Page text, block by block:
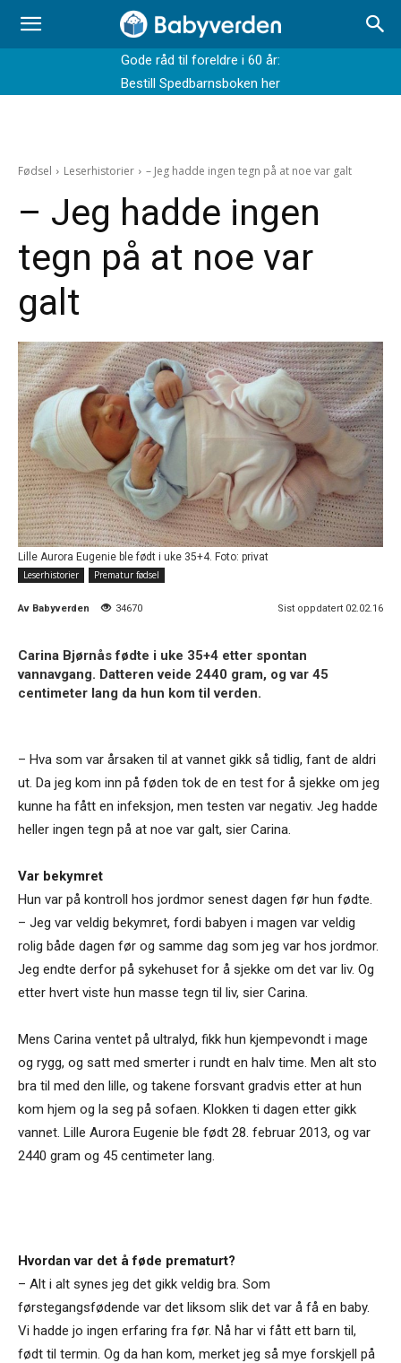
Gode råd til foreldre i 60 år:
Bestill Spedbarnsboken her
Fødsel Leserhistorier – Jeg hadde ingen tegn på at noe var galt
– Jeg hadde ingen
tegn på at noe var
galt
Lille Aurora Eugenie ble født i uke 35+4. Foto: privat
Leserhistorier
Prematur fødsel
Av Babyverden 34670 Sist oppdatert 02.02.16
Carina Bjørnås fødte i uke 35+4 etter spontan
vannavgang. Datteren veide 2440 gram, og var 45
centimeter lang da hun kom til verden.
– Hva som var årsaken til at vannet gikk så tidlig, fant de aldri
ut. Da jeg kom inn på føden tok de en test for å sjekke om jeg
kunne ha fått en infeksjon, men testen var negativ. Jeg hadde
heller ingen tegn på at noe var galt, sier Carina.
Var bekymret
Hun var på kontroll hos jordmor senest dagen før hun fødte.
– Jeg var veldig bekymret, fordi babyen i magen var veldig
rolig både dagen før og samme dag som jeg var hos jordmor.
Jeg endte derfor på sykehuset for å sjekke om det var liv. Og
etter hvert viste hun masse tegn til liv, sier Carina.
Mens Carina ventet på ultralyd, fikk hun kjempevondt i mage
og rygg, og satt med smerter i rundt en halv time. Men alt sto
bra til med den lille, og takene forsvant gradvis etter at hun
kom hjem og la seg på sofaen. Klokken ti dagen etter gikk
vannet. Lille Aurora Eugenie ble født 28. februar 2013, og var
2440 gram og 45 centimeter lang.
Hvordan var det å føde prematurt?
– Alt i alt synes jeg det gikk veldig bra. Som
førstegangsfødende var det liksom slik det var å få en baby.
Vi hadde jo ingen erfaring fra før. Nå har vi fått ett barn til,
født til termin. Og da han kom, merket jeg så mye forskjell på